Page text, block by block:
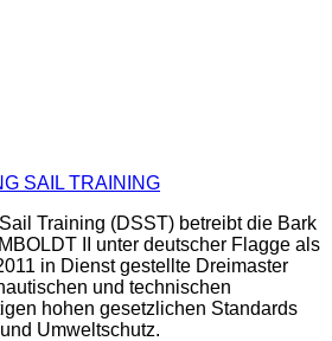
SAIL TRAINING
Training (DSST) betreibt die Bark
II unter deutscher Flagge als
in Dienst gestellte Dreimaster
und technischen
hohen gesetzlichen Standards
Umweltschutz.